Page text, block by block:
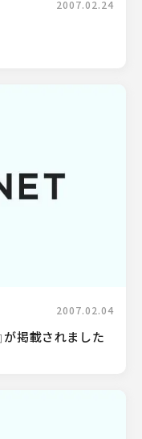
2007.02.24
2007.02.04
が掲載されました